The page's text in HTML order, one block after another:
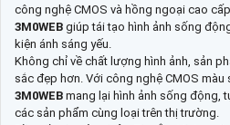
công nghệ CMOS và hồng ngoại cao
3M0WEB giúp tái tạo hình ảnh sống
kiện ánh sáng yếu.
Không chỉ về chất lượng hình ảnh, sản
sắc đẹp hơn. Với công nghệ CMOS màu
3M0WEB mang lại hình ảnh sống động,
các sản phẩm cùng loại trên thị trường.